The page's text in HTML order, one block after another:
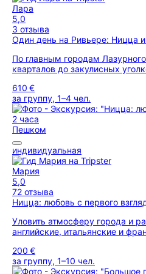
Лара
5,0
3 отзыва
Один день на Ривьере: Ницца
По главным городам
кварталов до закулисных
610 €
за группу, 1–4 чел.
2 часа
Пешком
индивидуальная
Мария
5,0
72 отзыва
Ницца: любовь с первого
Уловить атмосферу города и
английские, итальянские и
200 €
за группу, 1–10 чел.